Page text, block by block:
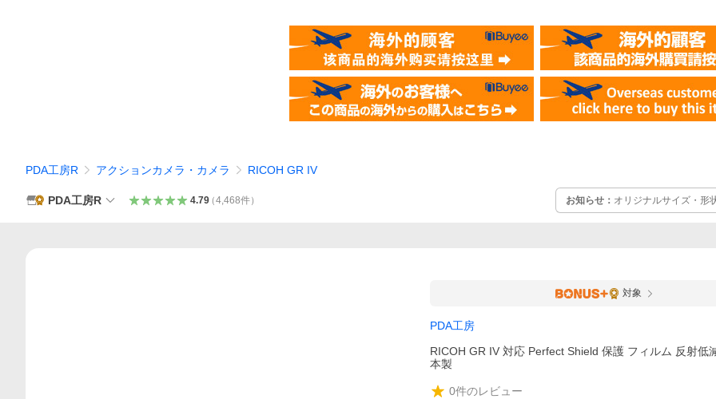
PDA工房R アクションカメラ・カメラ RICOH GR IV
PDA工房R 4.79（4,468件） お知らせ： オリジナルサイズ・形
対象
PDA工房
RICOH GR IV 対応 Perfect Shield 保護 フィルム 反射低
本製
0件のレビュー